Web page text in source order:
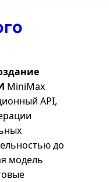
MiniMax
API,
до
модель